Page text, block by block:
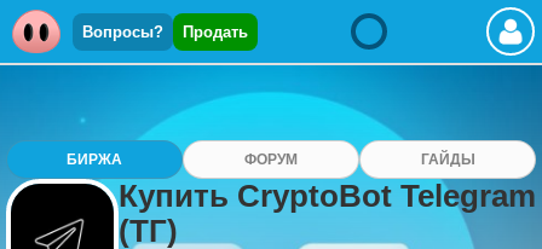
Вопросы? Продать
БИРЖА ФОРУМ ГАЙДЫ
Купить CryptoBot Telegram
(ТГ)